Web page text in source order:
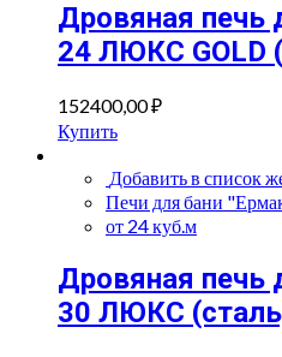
Дровяная печь
24 ЛЮКС GOLD
152400,00₽
Купить
Добавить в список
Печи для бани
от 24 куб.м
Дровяная печь
30 ЛЮКС